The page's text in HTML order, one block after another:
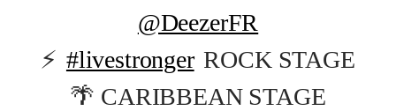
@DeezerFR
⚡ #livestronger ROCK STAGE
🌴 CARIBBEAN STAGE